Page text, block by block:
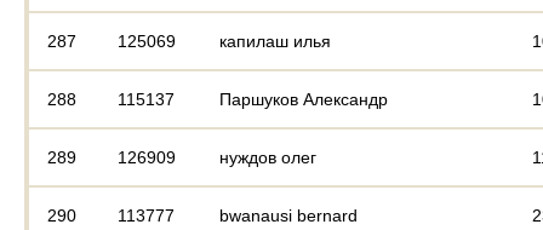
287 125069 капилаш илья
288 115137 Паршуков Александр
289 126909 нуждов олег
290 113777 bwanausi bernard